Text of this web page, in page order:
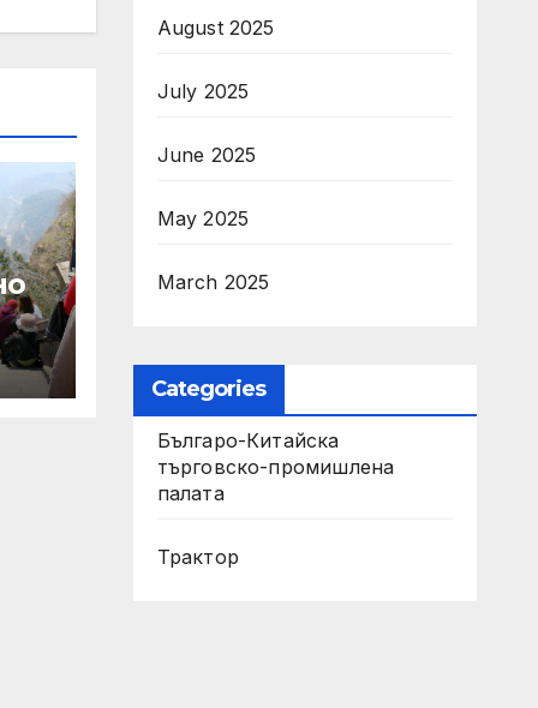
August 2025
July 2025
June 2025
May 2025
March 2025
Categories
Българо-Китайска
търговско-промишлена
палата
Трактор